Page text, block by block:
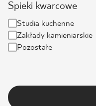
Spieki kwarcowe
Studia kuchenne
Zakłady kamieniarskie
Pozostałe